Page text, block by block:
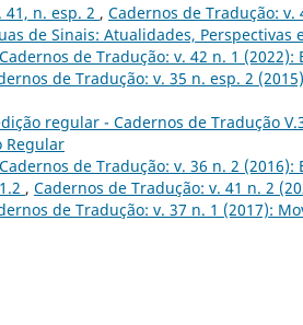
41, n. esp. 2 , Cadernos de Tradução: v.
de Sinais: Atualidades, Perspectivas
Cadernos de Tradução: v. 42 n. 1
de Tradução: v. 35 n. esp. 2
regular - Cadernos de Tradução
Regular
Cadernos de Tradução: v. 36 n. 2 (2016):
, Cadernos de Tradução: v. 41 n. 2
de Tradução: v. 37 n. 1 (2017):